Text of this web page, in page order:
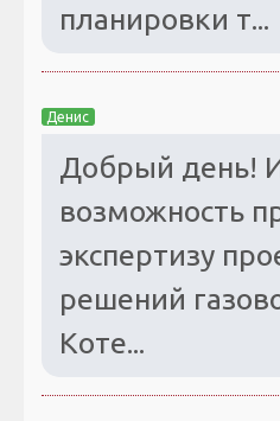
планировки т...
Денис
Добрый день!
возможность
экспертизу
решений
Коте...